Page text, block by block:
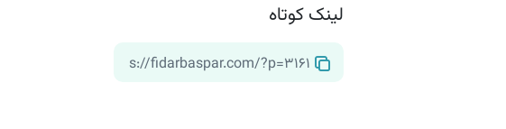
لینک کوتاه